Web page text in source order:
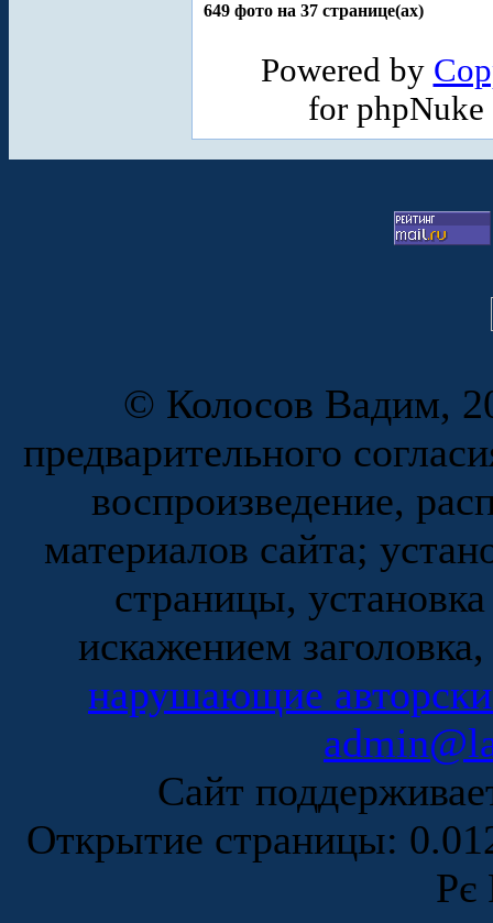
649 фото на 37 странице(ах)
Powered by
for
© Колосов Вадим,
предварительного
воспроизведение,
материалов сайта;
страницы,
искажением
нарушающие
Сайт
Открытие страницы:
Рє